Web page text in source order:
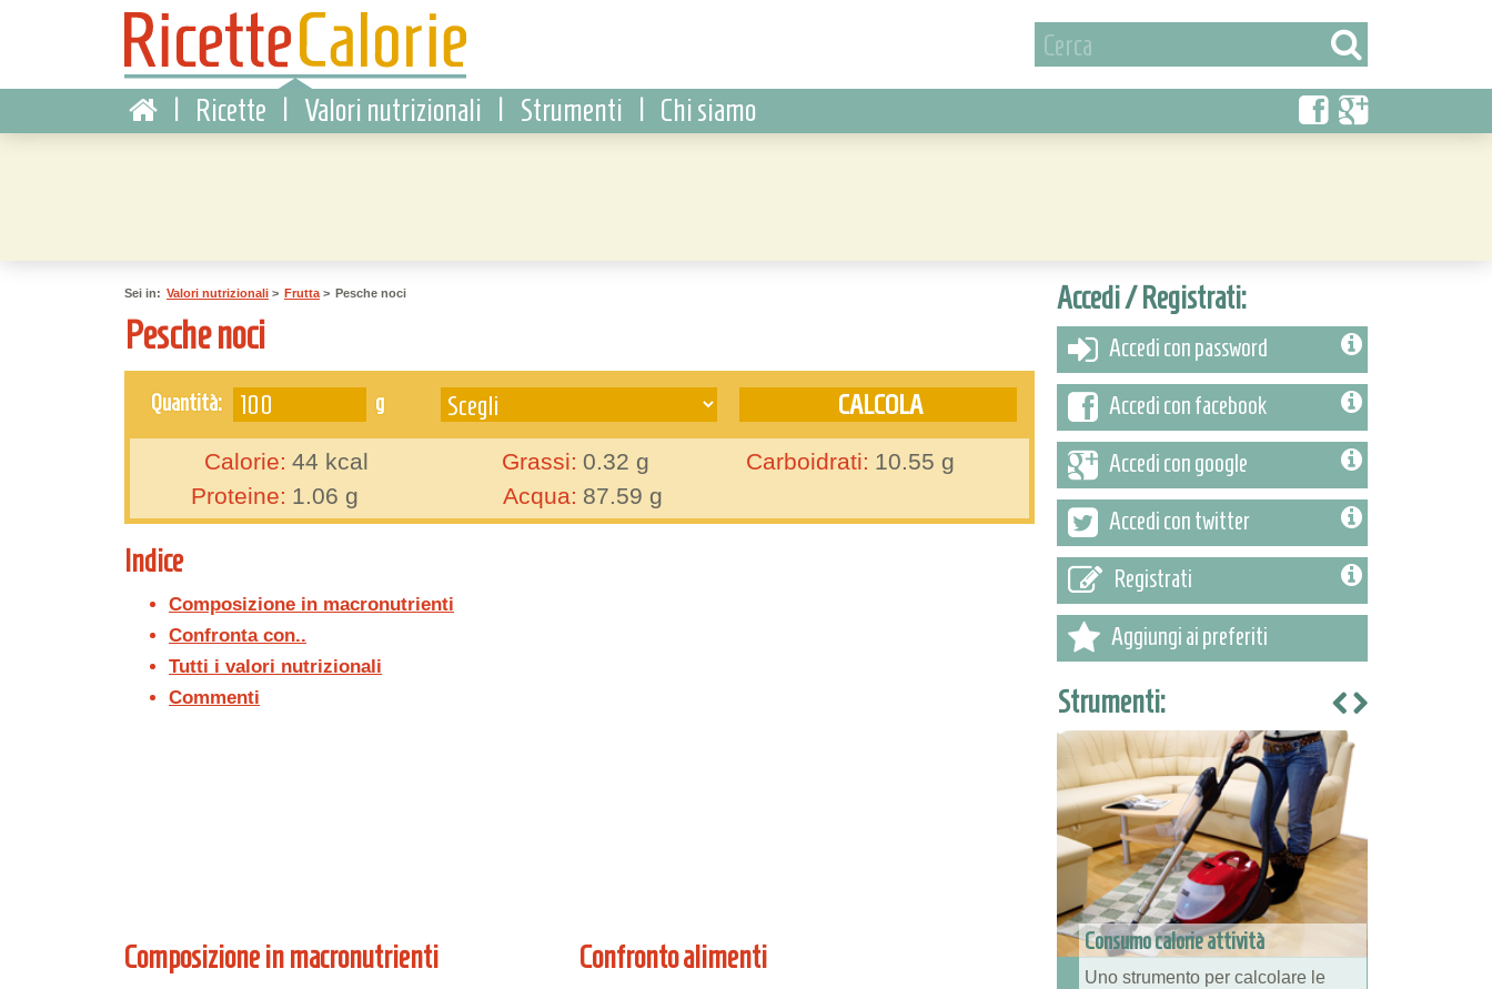
Ricette Valori nutrizionali Strumenti Chi siamo
Sei in: Valori nutrizionali > Frutta > Pesche noci
Pesche noci
Quantità: g
Calorie: 44 kcal Grassi: 0.32 g Carboidrati: 10.55 g
Proteine: 1.06 g Acqua: 87.59 g
Indice
Composizione in macronutrienti
Confronta con..
Tutti i valori nutrizionali
Commenti
Composizione in macronutrienti Confronto alimenti
Accedi / Registrati:
Accedi con password
Accedi con facebook
Accedi con google
Accedi con twitter
Registrati
Aggiungi ai preferiti
Strumenti:
Consumo calorie attività
Uno strumento per calcolare le